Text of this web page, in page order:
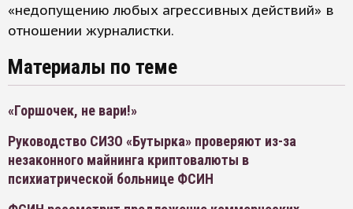
«недопущению любых агрессивных действий» в
отношении журналистки.
Материалы по теме
«Горшочек, не вари!»
Руководство СИЗО «Бутырка» проверяют из-за
незаконного майнинга криптовалюты в
психиатрической больнице ФСИН